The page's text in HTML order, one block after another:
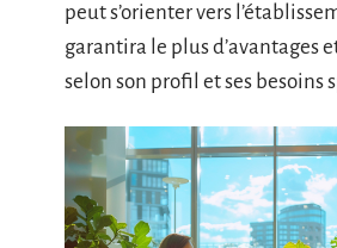
peut s’orienter vers
garantira le plus d’avantages
selon son profil et ses besoins